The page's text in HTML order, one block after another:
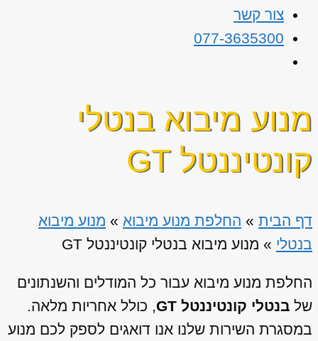
צור קשר
077-3635300
מנוע מיבוא בנטלי
קונטיננטל GT
דף הבית » החלפת מנוע מיבוא » מנוע מיבוא
בנטלי » מנוע מיבוא בנטלי קונטיננטל GT
החלפת מנוע מיבוא עבור כל המודלים והשנתונים
של בנטלי קונטיננטל GT
, כולל אחריות מלאה.
במסגרת השירות שלנו אנו דואגים לספק לכם מנוע